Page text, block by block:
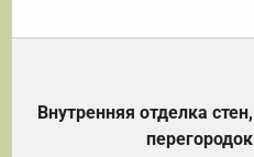
Внутренняя отделка стен,
перегородок